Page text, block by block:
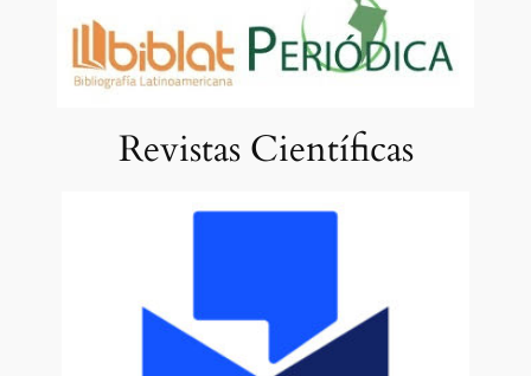
Revistas Científicas